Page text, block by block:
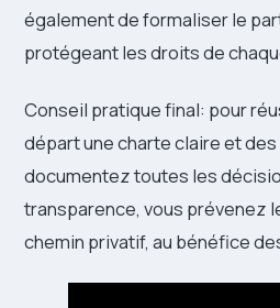
également de formaliser le
protégeant les droits de
Conseil pratique final: pour
départ une charte claire et
documentez toutes les
transparence, vous prévenez
chemin privatif, au bénéfice